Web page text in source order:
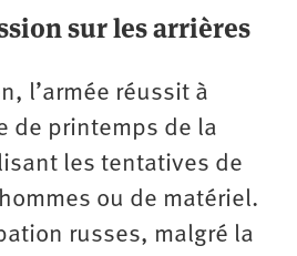
sur les arrières
l’armée réussit à
de printemps de la
les tentatives de
ou de matériel.
russes, malgré la